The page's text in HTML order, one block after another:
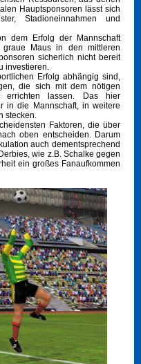
Hauptsponsoren lässt sich
Stadioneinnahmen und
dem Erfolg der Mannschaft
Maus in den mittleren
sicherlich nicht bereit
investieren.
Erfolg abhängig sind,
die sich mit dem nötigen
errichten lassen. Das hier
in die Mannschaft, in weitere
stecken.
Faktoren, die über
oben entscheiden. Darum
auch dementsprechend
wie z.B. Schalke gegen
ein großes Fanaufkommen